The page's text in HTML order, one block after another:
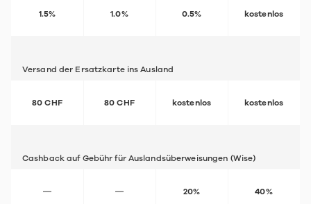
1.5% 1.0% 0.5% kostenlos
Versand der Ersatzkarte ins Ausland
80 CHF 80 CHF kostenlos kostenlos
Cashback auf Gebühr für Auslandsüberweisungen (Wise)
20% 40%